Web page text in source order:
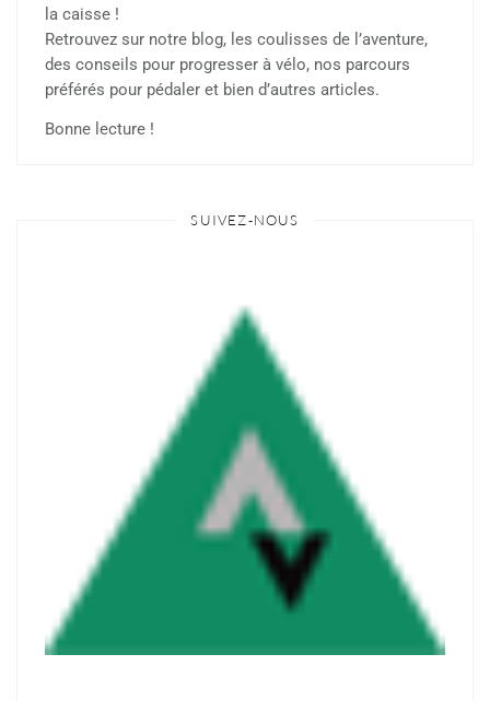
la caisse !
Retrouvez sur notre blog, les coulisses de l’aventure,
des conseils pour progresser à vélo, nos parcours
préférés pour pédaler et bien d’autres articles.
Bonne lecture !
SUIVEZ-NOUS